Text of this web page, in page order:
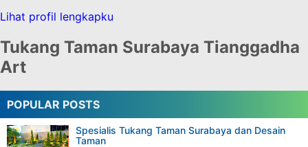
Lihat profil lengkapku
Tukang Taman Surabaya Tianggadha
Art
POPULAR POSTS
Spesialis Tukang Taman Surabaya dan Desain
Taman